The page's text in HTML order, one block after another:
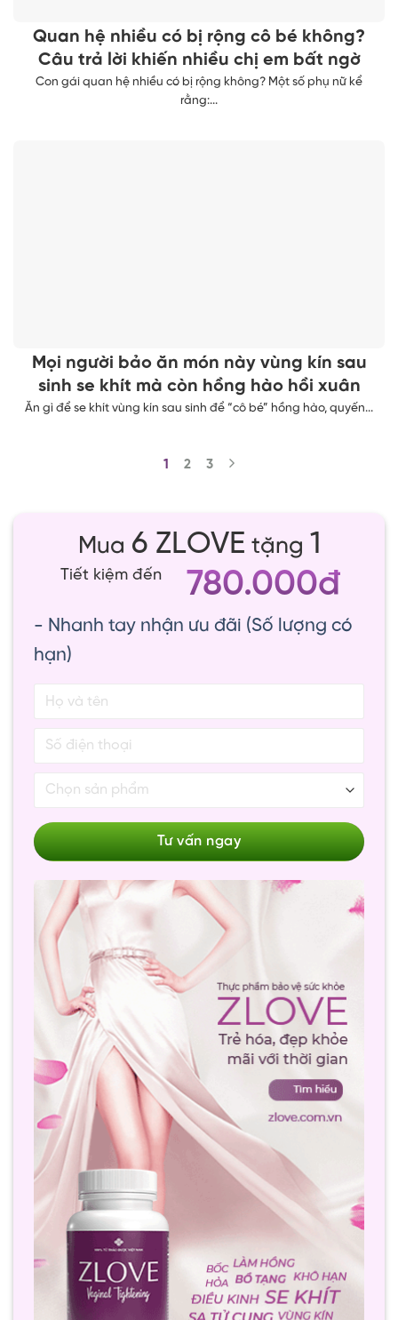
Quan hệ nhiều có bị rộng cô bé không?
Câu trả lời khiến nhiều chị em bất ngờ
Con gái quan hệ nhiều có bị rộng không? Một số phụ nữ kể
rằng:...
Mọi người bảo ăn món này vùng kín sau
sinh se khít mà còn hồng hào hồi xuân
Ăn gì để se khít vùng kín sau sinh để “cô bé” hồng hào, quyến...
1 2 3
Mua 6 ZLOVE tặng 1
Tiết kiệm đến 780.000đ
- Nhanh tay nhận ưu đãi (Số lượng có
hạn)